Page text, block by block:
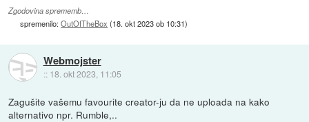
Zgodovina sprememb…
spremenilo:OutOfTheBox (18. okt 2023 ob 10:31)
Webmojster
:: 18. okt 2023, 11:05
Zagušite vašemu favourite creator-ju da ne uploada na kako
alternativo npr. Rumble,..